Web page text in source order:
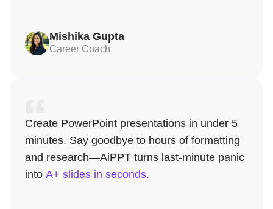
Mishika Gupta
Career Coach
Create PowerPoint presentations in under 5
minutes. Say goodbye to hours of formatting
and research—AiPPT turns last-minute panic
into A+ slides in seconds.